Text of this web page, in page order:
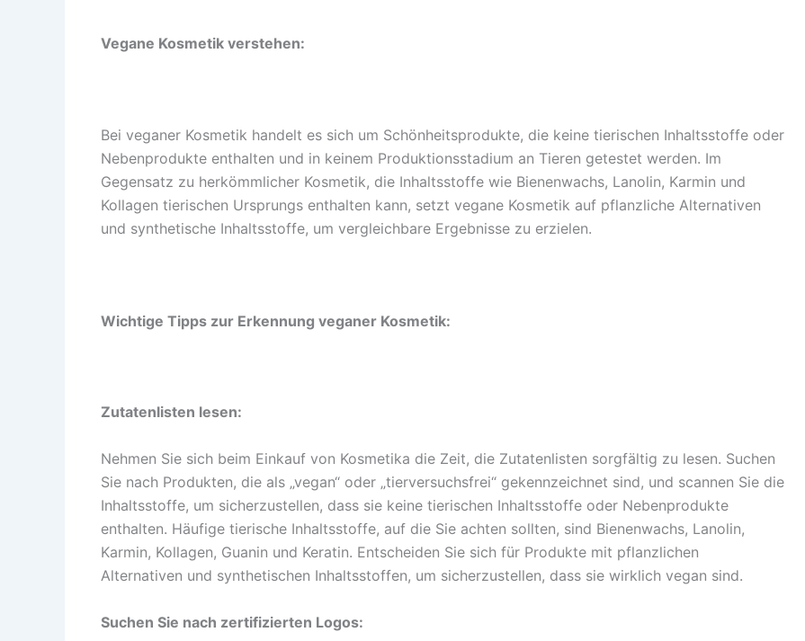
Vegane Kosmetik verstehen:
Bei veganer Kosmetik handelt es sich um Schönheitsprodukte, die keine tierischen Inhaltsstoffe oder
Nebenprodukte enthalten und in keinem Produktionsstadium an Tieren getestet werden. Im
Gegensatz zu herkömmlicher Kosmetik, die Inhaltsstoffe wie Bienenwachs, Lanolin, Karmin und
Kollagen tierischen Ursprungs enthalten kann, setzt vegane Kosmetik auf pflanzliche Alternativen
und synthetische Inhaltsstoffe, um vergleichbare Ergebnisse zu erzielen.
Wichtige Tipps zur Erkennung veganer Kosmetik:
Zutatenlisten lesen:
Nehmen Sie sich beim Einkauf von Kosmetika die Zeit, die Zutatenlisten sorgfältig zu lesen. Suchen
Sie nach Produkten, die als „vegan“ oder „tierversuchsfrei“ gekennzeichnet sind, und scannen Sie die
Inhaltsstoffe, um sicherzustellen, dass sie keine tierischen Inhaltsstoffe oder Nebenprodukte
enthalten. Häufige tierische Inhaltsstoffe, auf die Sie achten sollten, sind Bienenwachs, Lanolin,
Karmin, Kollagen, Guanin und Keratin. Entscheiden Sie sich für Produkte mit pflanzlichen
Alternativen und synthetischen Inhaltsstoffen, um sicherzustellen, dass sie wirklich vegan sind.
Suchen Sie nach zertifizierten Logos: